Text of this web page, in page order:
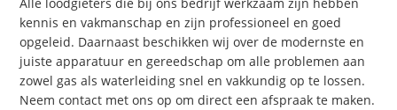
Alle loodgieters die bij ons bedrijf werkzaam zijn hebben
kennis en vakmanschap en zijn professioneel en goed
opgeleid. Daarnaast beschikken wij over de modernste en
juiste apparatuur en gereedschap om alle problemen aan
zowel gas als waterleiding snel en vakkundig op te lossen.
Neem contact met ons op om direct een afspraak te maken.